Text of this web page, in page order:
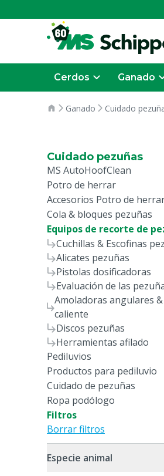
Cerdos Ganado
Ganado Cuidado
Cuidado pezuñas
MS AutoHoofClean
Potro de herrar
Accesorios Potro de
Cola & bloques pezuñas
Equipos de recorte de
Cuchillas & Escofinas
Alicates pezuñas
Pistolas dosificadoras
Evaluación de las
Amoladoras angulares
caliente
Discos pezuñas
Herramientas afilado
Pediluvios
Productos para pediluvio
Cuidado de pezuñas
Ropa podólogo
Filtros
Borrar filtros
Especie animal